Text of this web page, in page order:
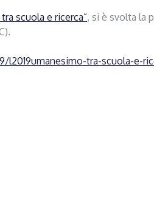
tra scuola e ricerca”, si è svolta la
tra-scuola-e-